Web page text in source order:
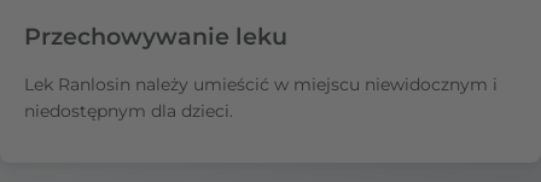
Przechowywanie leku
Lek Ranlosin należy umieścić w miejscu niewidocznym i
niedostępnym dla dzieci.